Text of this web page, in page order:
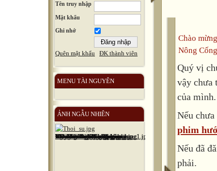
Tên truy nhập
Mật khẩu
Ghi nhớ
Quên mật khẩu ĐK thành viên
MENU TÀI NGUYÊN
ẢNH NGẪU NHIÊN
Chào
Nông
Quý vị
vậy chưa
của mình.
Nếu
phim
Nếu đã
phải.